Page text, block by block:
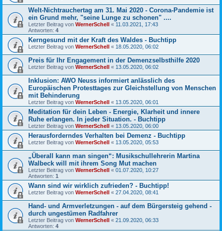
Welt-Nichtrauchertag am 31. Mai 2020 - Corona-Pandemie ist
ein Grund mehr, "seine Lunge zu schonen" ....
Letzter Beitrag von WernerSchell « 11.03.2021, 17:43
Antworten: 4
Kerngesund mit der Kraft des Waldes - Buchtipp
Letzter Beitrag von WernerSchell « 18.05.2020, 06:02
Preis für Ihr Engagement in der Demenzselbsthilfe 2020
Letzter Beitrag von WernerSchell « 13.05.2020, 06:02
Inklusion: AWO Neuss informiert anlässlich des
Europäischen Protesttages zur Gleichstellung von Menschen
mit Behinderung
Letzter Beitrag von WernerSchell « 13.05.2020, 06:01
Meditation für dein Leben - Energie, Klarheit und innere
Ruhe erlangen. In jeder Situation. - Buchtipp
Letzter Beitrag von WernerSchell « 13.05.2020, 06:00
Herausforderndes Verhalten bei Demenz - Buchtipp
Letzter Beitrag von WernerSchell « 13.05.2020, 05:53
„Überall kann man singen“: Musikschullehrerin Martina
Walbeck will mit ihrem Song Mut machen
Letzter Beitrag von WernerSchell « 01.07.2020, 10:27
Antworten: 1
Wann sind wir wirklich zufrieden? - Buchtipp!
Letzter Beitrag von WernerSchell « 27.04.2020, 08:41
Hand- und Armverletzungen - auf dem Bürgersteig gehend -
durch ungestümen Radfahrer
Letzter Beitrag von WernerSchell « 21.09.2020, 06:33
Antworten: 4